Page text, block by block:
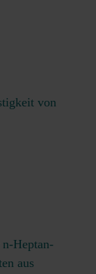
von
Heptan-
aus